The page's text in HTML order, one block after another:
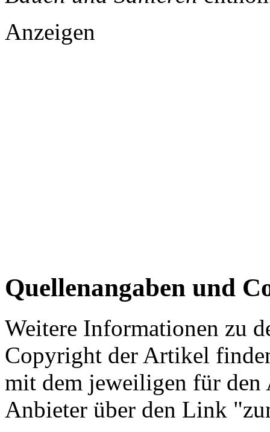
Anzeigen
Quellenangaben und
Weitere Informationen zu
Copyright der Artikel
mit dem jeweiligen für
Anbieter über den Link